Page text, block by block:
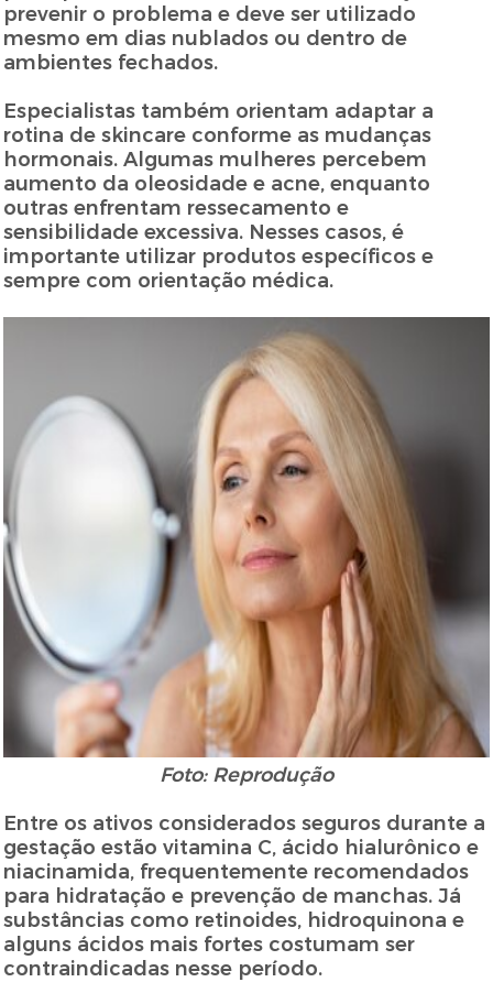
prevenir o problema e deve ser utilizado
mesmo em dias nublados ou dentro de
ambientes fechados.
Especialistas também orientam adaptar a
rotina de skincare conforme as mudanças
hormonais. Algumas mulheres percebem
aumento da oleosidade e acne, enquanto
outras enfrentam ressecamento e
sensibilidade excessiva. Nesses casos, é
importante utilizar produtos específicos e
sempre com orientação médica.
Foto: Reprodução
Entre os ativos considerados seguros durante a
gestação estão vitamina C, ácido hialurônico e
niacinamida, frequentemente recomendados
para hidratação e prevenção de manchas. Já
substâncias como retinoides, hidroquinona e
alguns ácidos mais fortes costumam ser
contraindicadas nesse período.